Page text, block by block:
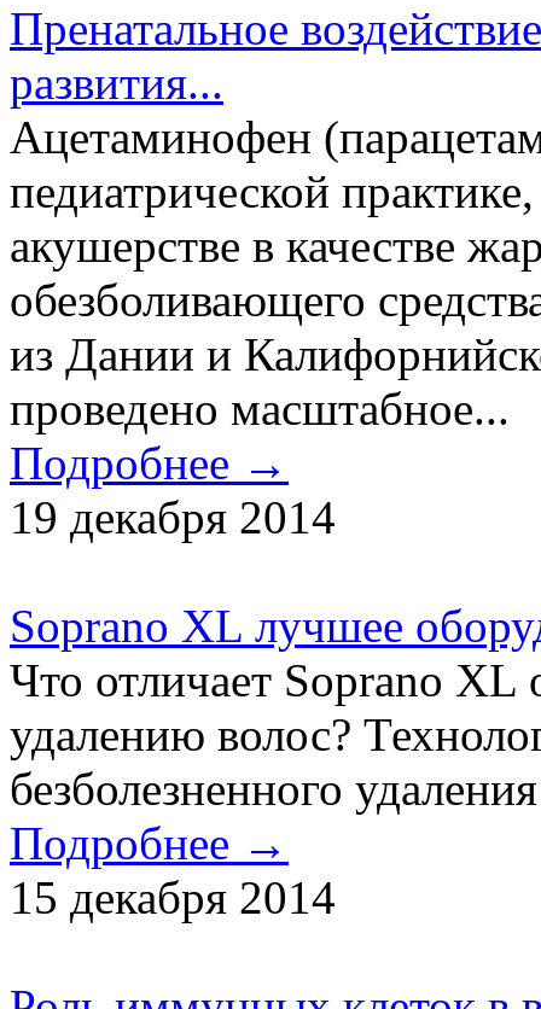
Пренатальное
развития...
Ацетаминофен
педиатрической
акушерстве в качестве
обезболивающего
из Дании и
проведено масштабное...
Подробнее →
19 декабря 2014
Soprano XL лучшее
Что отличает Soprano XL
удалению волос?
безболезненного
Подробнее →
15 декабря 2014